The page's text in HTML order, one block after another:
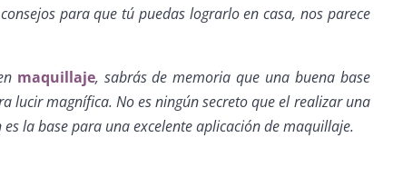
para que tú puedas lograrlo en casa, nos parece
maquillaje, sabrás de memoria que una buena base
lucir magnífica. No es ningún secreto que el realizar una
la base para una excelente aplicación de maquillaje.